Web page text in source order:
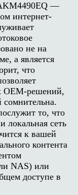
—
интернет-
не на
а является
что
ОЕМ-решений,
то, что
локальная сеть
к вашей
контента
NAS) или
доступе в